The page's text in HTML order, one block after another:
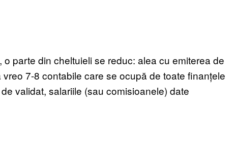
parte din cheltuieli se reduc: alea cu emiterea de
7-8 contabile care se ocupă de toate finanțele
validat, salariile (sau comisioanele) date